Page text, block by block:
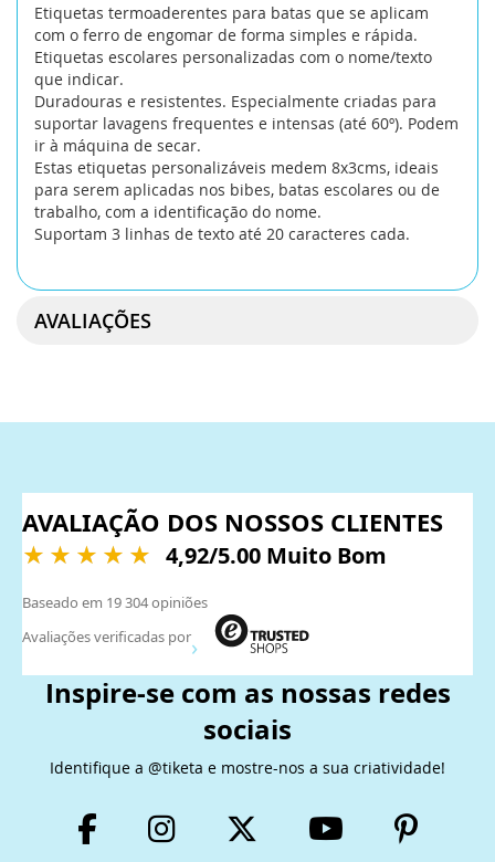
Etiquetas termoaderentes para batas que se aplicam
com o ferro de engomar de forma simples e rápida.
Etiquetas escolares personalizadas com o nome/texto
que indicar.
Duradouras e resistentes. Especialmente criadas para
suportar lavagens frequentes e intensas (até 60º). Podem
ir à máquina de secar.
Estas etiquetas personalizáveis medem 8x3cms, ideais
para serem aplicadas nos bibes, batas escolares ou de
trabalho, com a identificação do nome.
Suportam 3 linhas de texto até 20 caracteres cada.
AVALIAÇÕES
AVALIAÇÃO DOS NOSSOS CLIENTES
4,92/5.00 Muito Bom
Baseado em 19 304opiniões
Avaliações verificadas por
Inspire-se com as nossas redes
sociais
Identifique a @tiketa e mostre-nos a sua criatividade!